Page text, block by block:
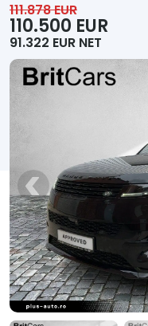
Motociclete
Autoutilitare
Despre Noi
Contact
111.878 EUR
110.500 EUR
91.322 EUR NET